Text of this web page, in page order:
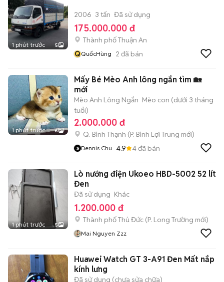
1 phút trước 5
2006 3 tấn Đã sử dụng
175.000.000 đ
Thành phố Thuận An
QQuốcHùng 2 đã bán
1 phút trước 6
Mấy Bé Mèo Anh lông ngắn tìm 🏡
mới
Mèo Anh Lông Ngắn Mèo con (dưới 3 tháng
tuổi)
2.000.000 đ
Q. Bình Thạnh (P. Bình Lợi Trung mới)
Dennis Chu 4.9 4đã bán
1 phút trước 5
Lò nướng điện Ukoeo HBD-5002 52 lít
Đen
Đã sử dụng Khác
1.200.000 đ
Thành phố Thủ Đức (P. Long Trường mới)
Mai Nguyen Zzz
Huawei Watch GT 3-A91 Đen Mất nắp
kính lưng
Đã sử dụng (chưa sửa chữa)